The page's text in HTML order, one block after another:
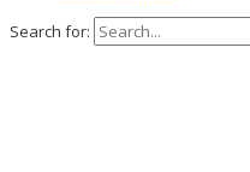
Search for: